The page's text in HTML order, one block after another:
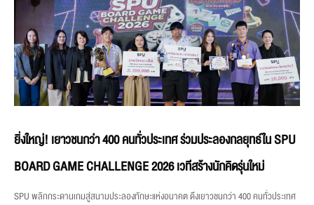
ยิ่งใหญ่! เยาวชนกว่า 400 คนทั่วประเทศ ร่วมประลองกลยุทธ์ใน SPU
BOARD GAME CHALLENGE 2026 เวทีสร้างนักคิดรุ่นใหม่
SPU พลิกกระดานเกมสู่สนามประลองทักษะแห่งอนาคต ดึงเยาวชนกว่า 400 คนทั่วประเทศ